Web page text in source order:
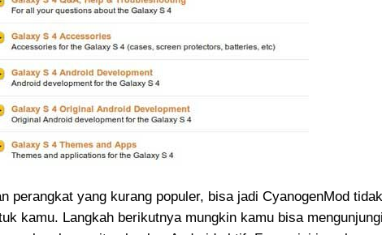
perangkat yang kurang populer, bisa jadi CyanogenMod tidak
kamu. Langkah berikutnya mungkin kamu bisa mengunjungi